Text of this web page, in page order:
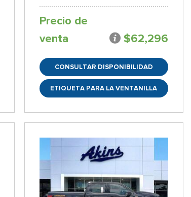
Precio de
venta
$62,296
CONSULTAR DISPONIBILIDAD
ETIQUETA PARA LA VENTANILLA